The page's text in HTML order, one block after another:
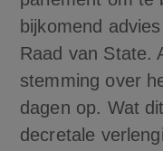
bijkomend
Raad van State.
stemming over
dagen op. Wat
decretale